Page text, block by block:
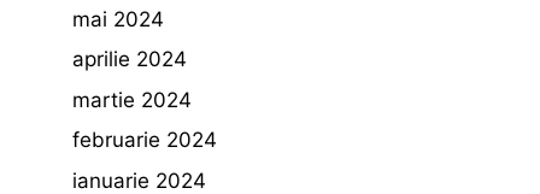
mai 2024
aprilie 2024
martie 2024
februarie 2024
ianuarie 2024